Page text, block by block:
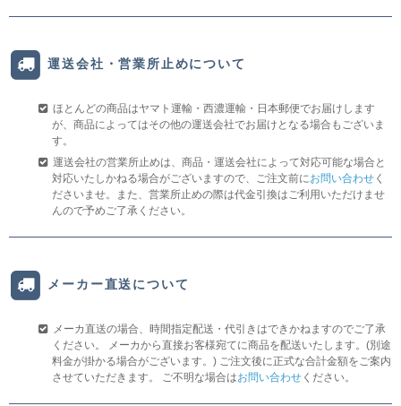
運送会社・営業所止めについて
ほとんどの商品はヤマト運輸・西濃運輸・日本郵便でお届けします
が、商品によってはその他の運送会社でお届けとなる場合もございま
す。
運送会社の営業所止めは、商品・運送会社によって対応可能な場合と
対応いたしかねる場合がございますので、ご注文前にお問い合わせ く
ださいませ。また、営業所止めの際は代金引換はご利用いただけませ
んので予めご了承ください。
メーカー直送について
メーカ直送の場合、時間指定配送・代引きはできかねますのでご了承
ください。 メーカから直接お客様宛てに商品を配送いたします。(別途
料金が掛かる場合がございます。) ご注文後に正式な合計金額をご案内
させていただきます。 ご不明な場合はお問い合わせ ください。